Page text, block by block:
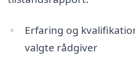
Erfaring og
valgte rådgiver